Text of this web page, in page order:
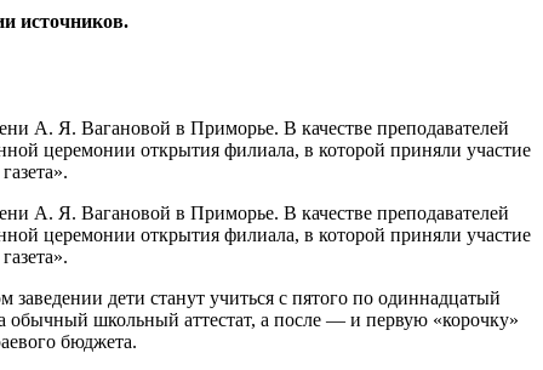
источников.
А. Я. Вагановой в Приморье. В качестве преподавателей
церемонии открытия филиала, в которой приняли участие
А. Я. Вагановой в Приморье. В качестве преподавателей
церемонии открытия филиала, в которой приняли участие
дети станут учиться с пятого по одиннадцатый
обычный школьный аттестат, а после — и первую «корочку»
бюджета.